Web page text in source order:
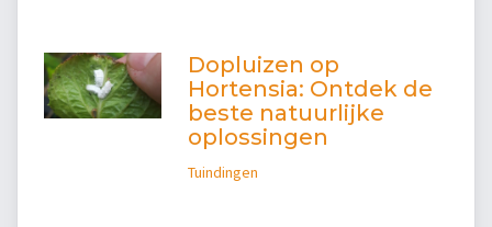
Dopluizen op
Hortensia: Ontdek de
beste natuurlijke
oplossingen
Tuindingen